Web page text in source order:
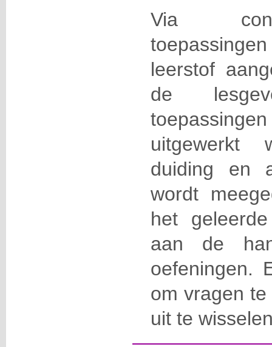
Via
leerstof
de
uitgewerkt
duiding en
wordt
het
aan de
oefeningen.
om vragen
uit te